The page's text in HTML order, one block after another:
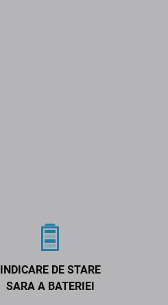
INDICARE DE STARE
SARA A BATERIEI